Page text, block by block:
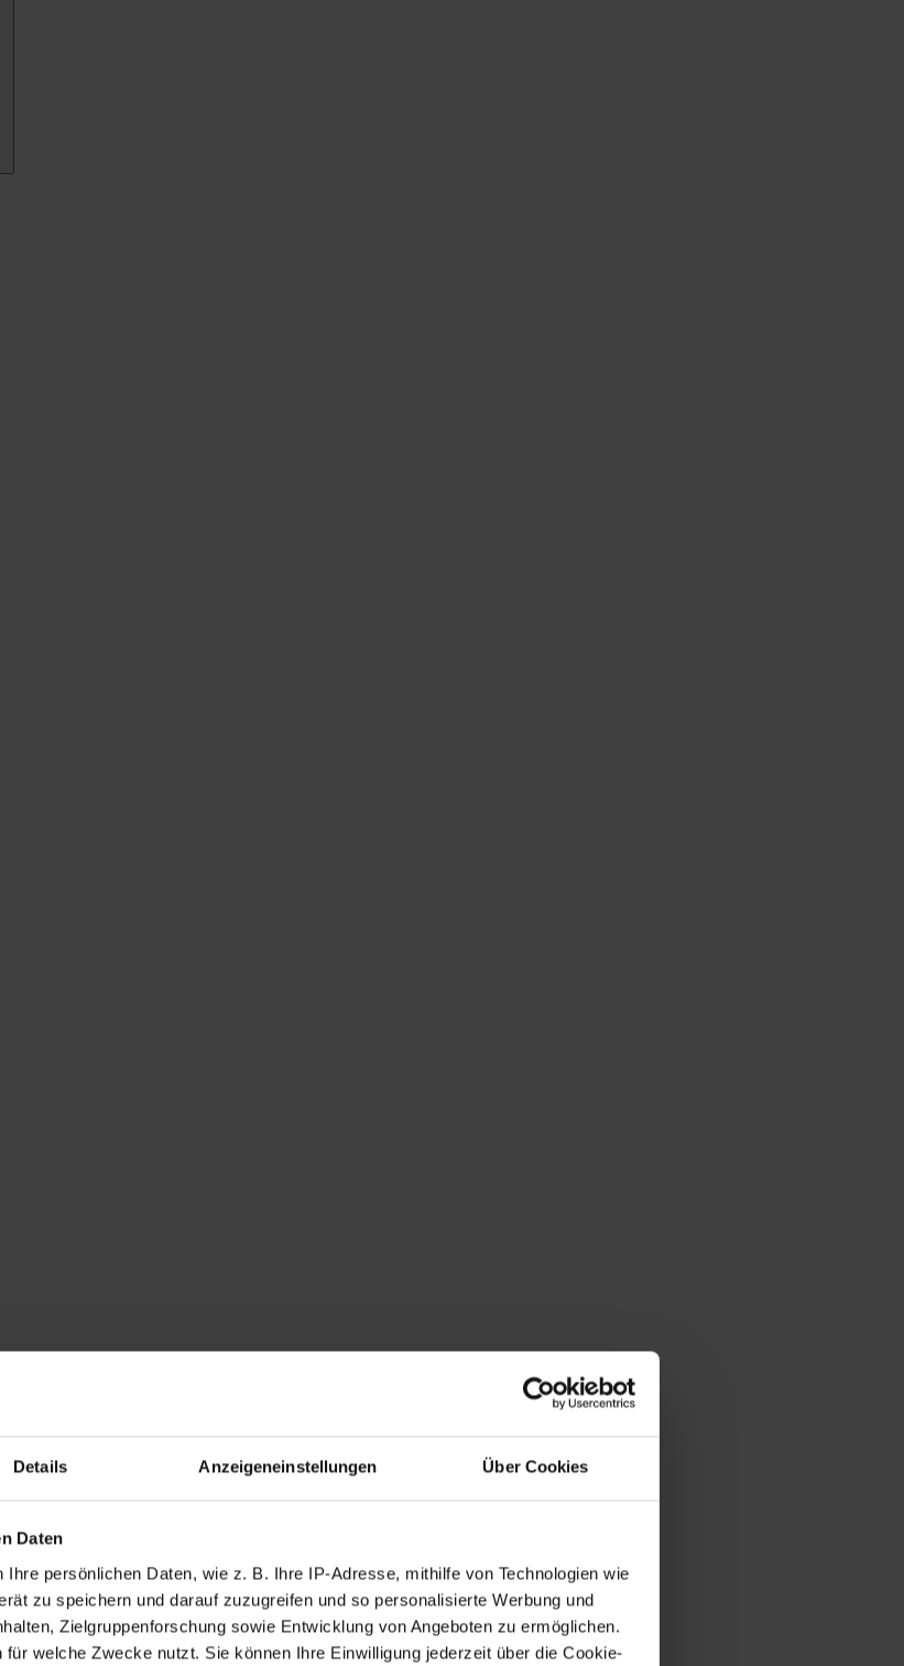
Details Anzeigeneinstellungen Über Cookies
Daten
Ihre persönlichen Daten, wie z. B. Ihre IP-Adresse, mithilfe von Technologien wie
zu speichern und darauf zuzugreifen und so personalisierte Werbung und
Zielgruppenforschung sowie Entwicklung von Angeboten zu ermöglichen.
welche Zwecke nutzt. Sie können Ihre Einwilligung jederzeit über die Cookie-